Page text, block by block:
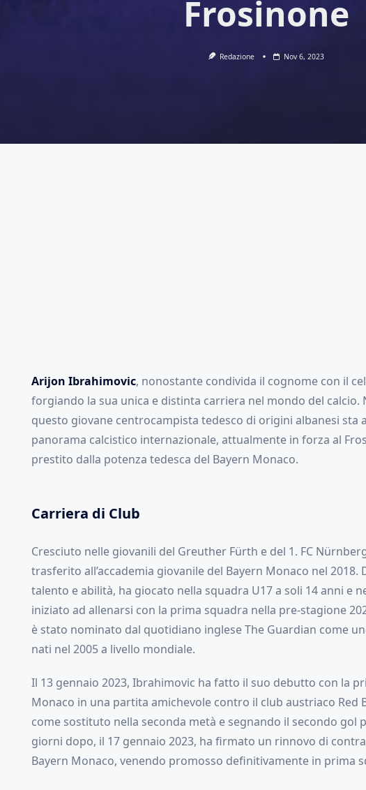
Frosinone
Redazione Nov 6, 2023
Arijon Ibrahimovic, nonostante condivida il cognome con il
forgiando la sua unica e distinta carriera nel mondo del calcio.
questo giovane centrocampista tedesco di origini albanesi sta
panorama calcistico internazionale, attualmente in forza al
prestito dalla potenza tedesca del Bayern Monaco.
Carriera di Club
Cresciuto nelle giovanili del Greuther Fürth e del 1. FC
trasferito all’accademia giovanile del Bayern Monaco nel
talento e abilità, ha giocato nella squadra U17 a soli 14 anni e
iniziato ad allenarsi con la prima squadra nella pre-stagione
è stato nominato dal quotidiano inglese The Guardian come
nati nel 2005 a livello mondiale.
Il 13 gennaio 2023, Ibrahimovic ha fatto il suo debutto con la
Monaco in una partita amichevole contro il club austriaco Red
come sostituto nella seconda metà e segnando il secondo gol
giorni dopo, il 17 gennaio 2023, ha firmato un rinnovo di
Bayern Monaco, venendo promosso definitivamente in prima